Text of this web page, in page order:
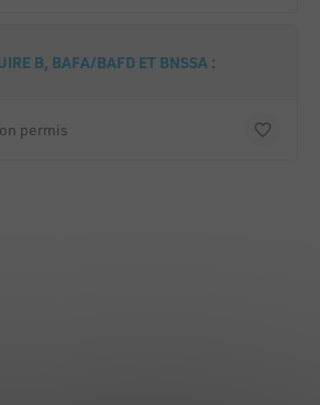
B, BAFA/BAFD ET BNSSA :
permis